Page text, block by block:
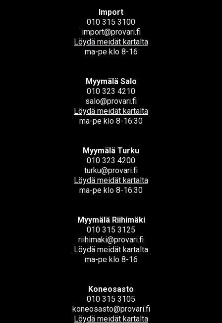
Import
010 315 3100
import@provari.fi
Löydä meidät kartalta
ma-pe klo 8-16
Myymälä Salo
010 323 4210
salo@provari.fi
Löydä meidät kartalta
ma-pe klo 8-16:30
Myymälä Turku
010 323 4200
turku@provari.fi
Löydä meidät kartalta
ma-pe klo 8-16:30
Myymälä Riihimäki
010 315 3125
riihimaki@provari.fi
Löydä meidät kartalta
ma-pe klo 8-16
Koneosasto
010 315 3105
koneosasto@provari.fi
Löydä meidät kartalta